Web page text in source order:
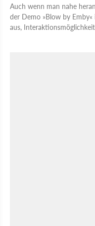
Auch wenn man nahe
der Demo »Blow by
aus,